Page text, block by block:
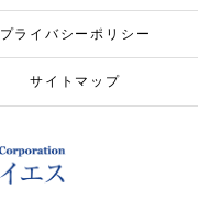
プライバシーポリシー
サイトマップ